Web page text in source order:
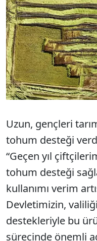
Uzun, gençleri
tohum desteği
“Geçen yıl
tohum desteği
kullanımı verim
Devletimizin,
destekleriyle bu
sürecinde önemli